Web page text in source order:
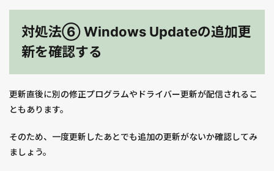
対処法⑥ Windows Updateの追加更
新を確認する
更新直後に別の修正プログラムやドライバー更新が配信されるこ
ともあります。
そのため、一度更新したあとでも追加の更新がないか確認してみ
ましょう。